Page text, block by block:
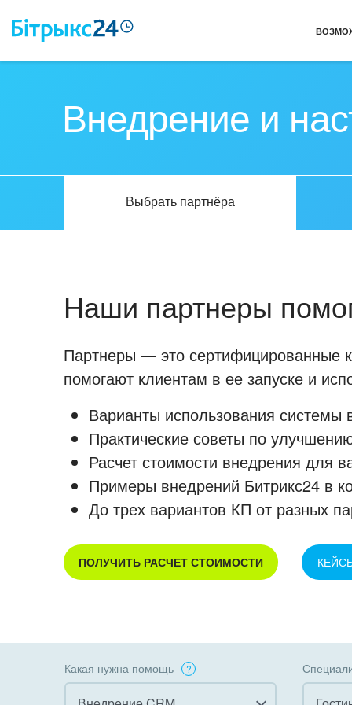
Внедрение и
Выбрать партнёра
Наши партнеры
Партнеры — это сертифицированные
помогают клиентам в ее запуске и
Варианты использования системы
Практические советы по
Расчет стоимости внедрения для
Примеры внедрений Битрикс24 в
До трех вариантов КП от разных
ПОЛУЧИТЬ РАСЧЕТ СТОИМОСТИ
Какая нужна помощь